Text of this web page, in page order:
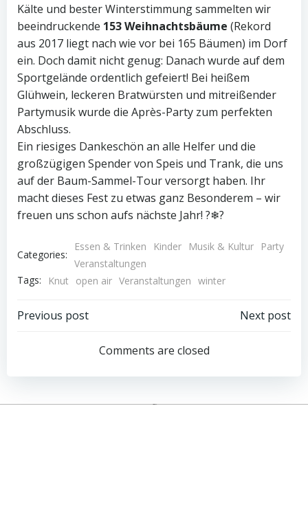
Kälte und bester Winterstimmung sammelten wir
beeindruckende 153 Weihnachtsbäume (Rekord
aus 2017 liegt nach wie vor bei 165 Bäumen) im Dorf
ein. Doch damit nicht genug: Danach wurde auf dem
Sportgelände ordentlich gefeiert! Bei heißem
Glühwein, leckeren Bratwürsten und mitreißender
Partymusik wurde die Après-Party zum perfekten
Abschluss.
Ein riesiges Dankeschön an alle Helfer und die
großzügigen Spender von Speis und Trank, die uns
auf der Baum-Sammel-Tour versorgt haben. Ihr
macht dieses Fest zu etwas ganz Besonderem – wir
freuen uns schon aufs nächste Jahr! ?❄?
Categories:
Essen & Trinken Kinder Musik & Kultur
Party
Veranstaltungen
Tags:
Knut open air Veranstaltungen winter
Post
navigation
Previous post
navigation
Next post
Comments are closed